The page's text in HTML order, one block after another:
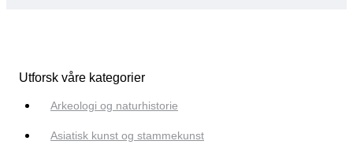
Utforsk våre kategorier
Arkeologi og naturhistorie
Asiatisk kunst og stammekunst